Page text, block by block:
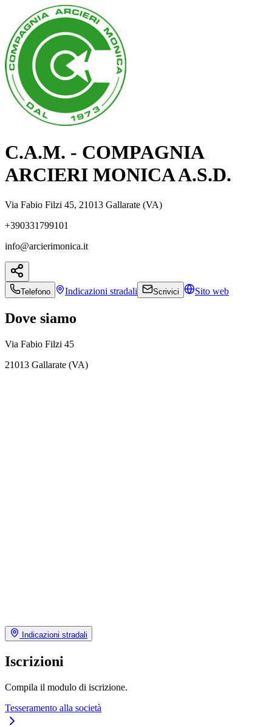
C.A.M. - COMPAGNIA
ARCIERI MONICA A.S.D.
Via Fabio Filzi 45, 21013 Gallarate (VA)
+390331799101
info@arcierimonica.it
Telefono Indicazioni stradali Scrivici Sito web
Dove siamo
Via Fabio Filzi 45
21013 Gallarate (VA)
Indicazioni stradali
Iscrizioni
Compila il modulo di iscrizione.
Tesseramento alla società